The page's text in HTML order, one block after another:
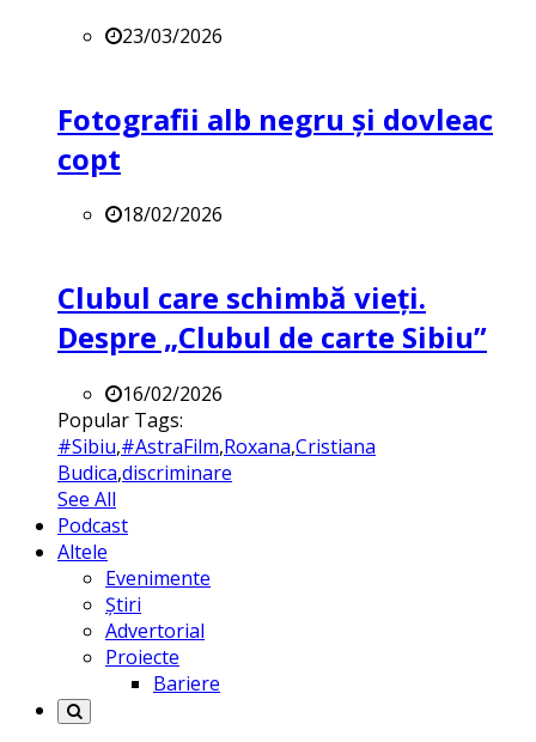
23/03/2026
Fotografii alb negru și dovleac
copt
18/02/2026
Clubul care schimbă vieți.
Despre „Clubul de carte Sibiu”
16/02/2026
Popular Tags:
#Sibiu,#AstraFilm,Roxana,Cristiana
Budica,discriminare
See All
Podcast
Altele
Evenimente
Știri
Advertorial
Proiecte
Bariere